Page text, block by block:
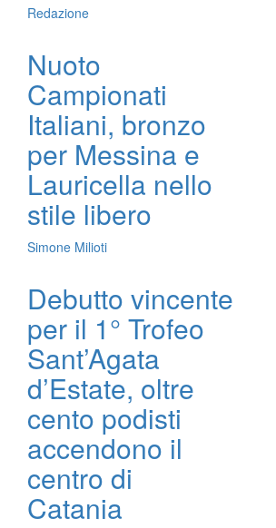
Redazione
Nuoto
Campionati
Italiani, bronzo
per Messina e
Lauricella nello
stile libero
Simone Milioti
Debutto vincente
per il 1° Trofeo
Sant’Agata
d’Estate, oltre
cento podisti
accendono il
centro di
Catania